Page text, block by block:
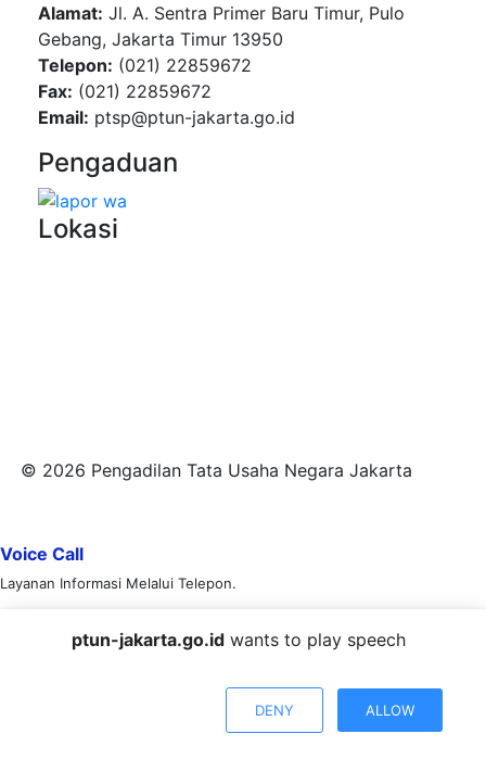
Alamat: Jl. A. Sentra Primer Baru Timur, Pulo
Gebang, Jakarta Timur 13950
Telepon: (021) 22859672
Fax: (021) 22859672
Email: ptsp@ptun-jakarta.go.id
Pengaduan
Lokasi
© 2026 Pengadilan Tata Usaha Negara Jakarta
Voice Call
Layanan Informasi Melalui Telepon.
ptun-jakarta.go.id wants to play speech
DENY ALLOW